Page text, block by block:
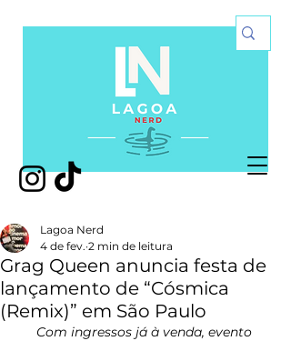
Grag Queen anuncia festa de
lançamento de “Cósmica
(Remix)” em São Paulo
Lagoa Nerd
4 de fev. 2 min de leitura
Com ingressos já à venda, evento